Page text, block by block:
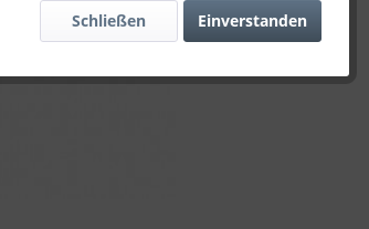
Einverstanden
Schließen